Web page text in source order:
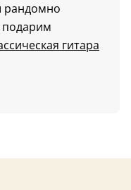
рандомно
подарим
гитара